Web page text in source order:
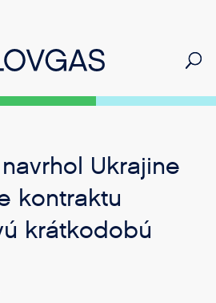
Ukrajine
kontraktu
krátkodobú